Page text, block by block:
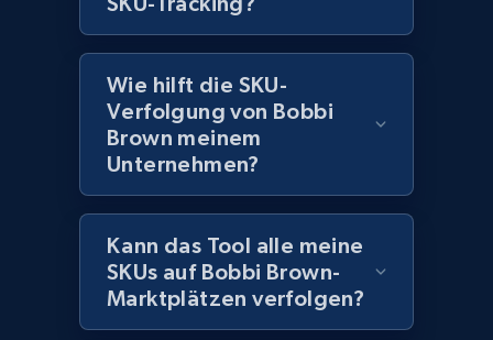
products using specified keywords
1.1K+ 149+ Jetzt anfangen
Lowes.com
URL, Domain, Marketplace pn, Sku, Other pn,
Model number, Gtin ean pn, Product name, and
more.
Wie hilft die SKU-
Verfolgung von Bobbi
Brown meinem
Unternehmen?
Kann das Tool alle meine
SKUs auf Bobbi Brown-
Marktplätzen verfolgen?